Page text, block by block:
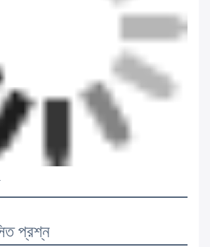
প্রশ্ন